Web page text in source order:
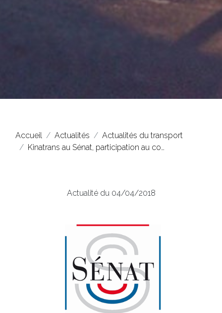
Accueil Actualités
Actualités du transport
Kinatrans au Sénat, participation au co…
Actualité du 04/04/2018